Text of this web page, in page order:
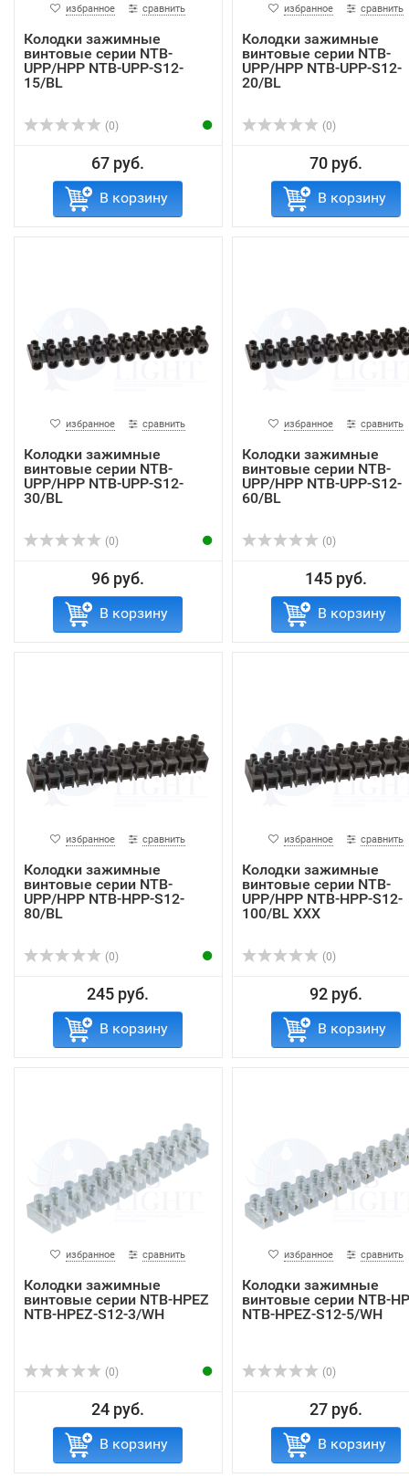
избранное сравнить
Колодки зажимные
винтовые серии NTB-
UPP/HPP NTB-UPP-S12-
15/BL
(0)
67 руб.
В корзину
избранное сравнить
Колодки зажимные
винтовые серии NTB-
UPP/HPP NTB-UPP-S12-
20/BL
(0)
70 руб.
В корзину
избранное сравнить
Колодки зажимные
винтовые серии NTB-
UPP/HPP NTB-UPP-S12-
30/BL
(0)
96 руб.
В корзину
избранное сравнить
Колодки зажимные
винтовые серии NTB-
UPP/HPP NTB-UPP-S12-
60/BL
(0)
145 руб.
В корзину
избранное сравнить
Колодки зажимные
винтовые серии NTB-
UPP/HPP NTB-HPP-S12-
80/BL
(0)
245 руб.
В корзину
избранное сравнить
Колодки зажимные
винтовые серии NTB-
UPP/HPP NTB-HPP-S12-
100/BL XXX
(0)
92 руб.
В корзину
избранное сравнить
Колодки зажимные
винтовые серии NTB-HPEZ
NTB-HPEZ-S12-3/WH
(0)
24 руб.
В корзину
избранное сравнить
Колодки зажимные
винтовые серии NTB-
NTB-HPEZ-S12-5/WH
(0)
27 руб.
В корзину